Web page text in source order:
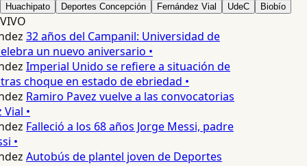
Huachipato Deportes Concepción Fernández Vial UdeC Biobío
VIVO
32 años del Campanil: Universidad de
un nuevo aniversario •
Imperial Unido se refiere a situación de
choque en estado de ebriedad •
Ramiro Pavez vuelve a las convocatorias
•
Falleció a los 68 años Jorge Messi, padre
•
Autobús de plantel joven de Deportes